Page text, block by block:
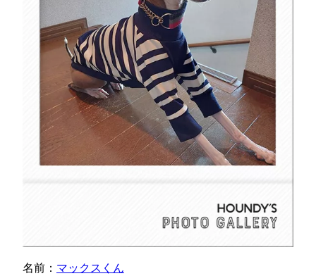
名前： マックスくん